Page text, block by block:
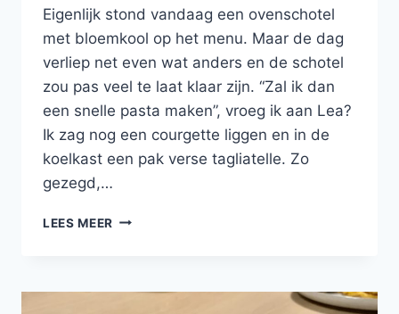
Eigenlijk stond vandaag een ovenschotel
met bloemkool op het menu. Maar de dag
verliep net even wat anders en de schotel
zou pas veel te laat klaar zijn. “Zal ik dan
een snelle pasta maken”, vroeg ik aan Lea?
Ik zag nog een courgette liggen en in de
koelkast een pak verse tagliatelle. Zo
gezegd,…
LEES MEER SUPERSNELLE